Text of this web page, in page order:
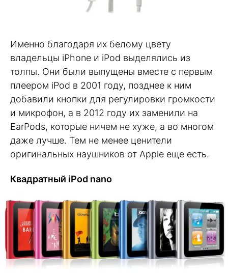
Именно благодаря их белому цвету
владельцы iPhone и iPod выделялись из
толпы. Они были выпущены вместе с первым
плеером iPod в 2001 году, позднее к ним
добавили кнопки для регулировки громкости
и микрофон, а в 2012 году их заменили на
EarPods, которые ничем не хуже, а во многом
даже лучше. Тем не менее ценители
оригинальных наушников от Apple еще есть.
Квадратный iPod nano